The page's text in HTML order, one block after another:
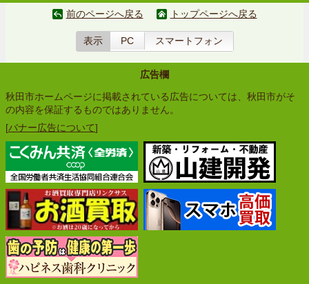
前のページへ戻る トップページへ戻る
表示 PC スマートフォン
広告欄
秋田市ホームページに掲載されている広告については、秋田市がそ
の内容を保証するものではありません。
[バナー広告について]